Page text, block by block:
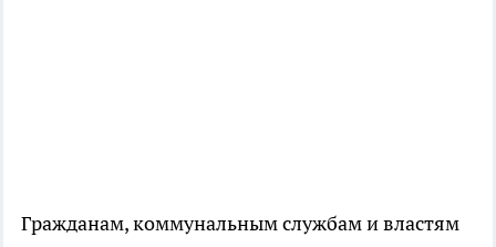
Гражданам, коммунальным службам и властям